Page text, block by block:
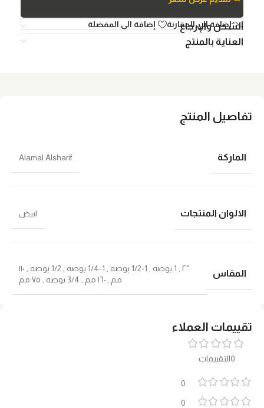
إضافة الي المقارنة إضافة الى المفضلة
الشحن والإرجاع
العناية بالمنتج
تقييمات العملاء
0التقييمات
0
0
تفاصيل المنتج
الماركة Alamal Alsharif
الالوان المنتجات ابيض
المقاس
"٢ 1 بوصه 1-1/2 بوصه 1-1/4 بوصه 1/2 بوصه
١١٠
مم
١٦٠ مم 3/4 بوصه ٧٥ مم